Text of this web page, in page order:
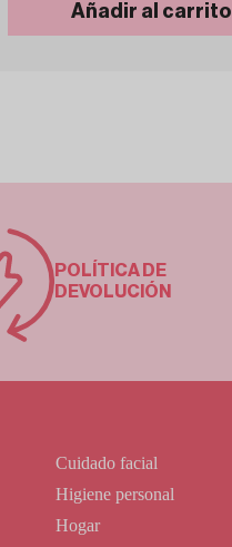
Añadir al carrito
POLÍTICA DE
DEVOLUCIÓN
Cuidado facial
Higiene personal
Hogar